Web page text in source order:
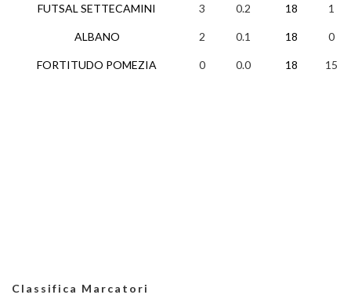
FUTSAL SETTECAMINI
ALBANO
FORTITUDO POMEZIA
3 0.2 18 1
2 0.1 18 0
0 0.0 18 15
Classifica Marcatori